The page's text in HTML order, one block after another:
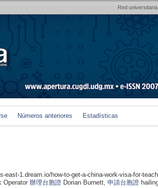
Red universitaria
Números anteriores Estadísticas
east-1.dream.io/how-to-get-a-china-work-visa-for-
Operator 辦理台胞證Dorian Burnett, 申請台胞證